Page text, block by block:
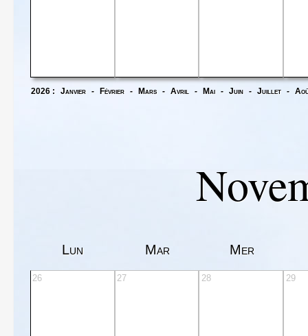
2026 : Janvier - Février - Mars - Avril - Mai - Juin - Juillet -
Lun Mar Mer
26 27 28 29